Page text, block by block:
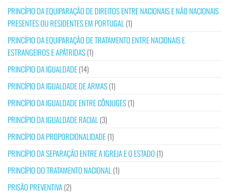
PRINCÍPIO DA EQUIPARAÇÃO DE DIREITOS ENTRE NACIONAIS E NÃO NACIONAIS
PRESENTES OU RESIDENTES EM PORTUGAL (1)
PRINCÍPIO DA EQUIPARAÇÃO DE TRATAMENTO ENTRE NACIONAIS E
ESTRANGEIROS E APÁTRIDAS(1)
PRINCÍPIO DA IGUALDADE(14)
PRINCÍPIO DA IGUALDADE DE ARMAS(1)
PRINCÍPIO DA IGUALDADE ENTRE CÔNJUGES(1)
PRINCÍPIO DA IGUALDADE RACIAL (3)
PRINCÍPIO DA PROPORCIONALIDADE(1)
PRINCÍPIO DA SEPARAÇÃO ENTRE A IGREJA E O ESTADO (1)
PRINCÍPIO DO TRATAMENTO NACIONAL (1)
PRISÃO PREVENTIVA(2)